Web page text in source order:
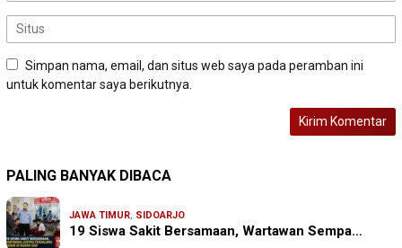
Simpan nama, email, dan situs web saya pada peramban ini
untuk komentar saya berikutnya.
PALING BANYAK DIBACA
JAWA TIMUR, SIDOARJO
19 Siswa Sakit Bersamaan, Wartawan Sempa…